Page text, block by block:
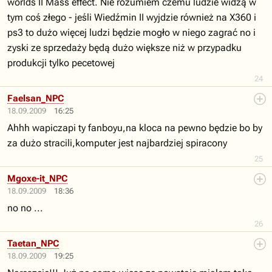
24
tym coś złego - jeśli Wiedźmin II wyjdzie również na X360 i
ps3 to dużo więcej ludzi będzie mogło w niego zagrać no i
zyski ze sprzedaży będą dużo większe niż w przypadku
produkcji tylko pecetowej
18.09.2009 16:25
25
Faelsan_NPC
Ahhh wapiczapi ty fanboyu,na kloca na pewno będzie bo by
za dużo stracili,komputer jest najbardziej spiracony
18.09.2009 18:36
26
Mgoxe-it_NPC
no no ...
18.09.2009 19:25
Taetan_NPC